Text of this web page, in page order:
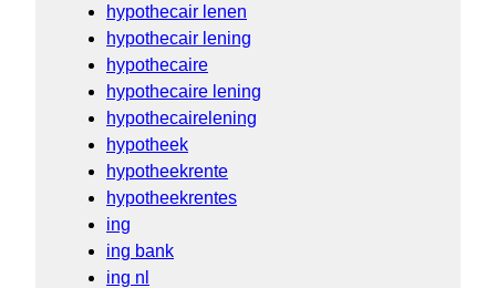
hypothecair lenen
hypothecair lening
hypothecaire
hypothecaire lening
hypothecairelening
hypotheek
hypotheekrente
hypotheekrentes
ing
ing bank
ing nl